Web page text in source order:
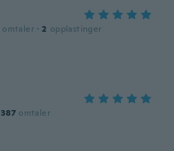
omtaler · 2 opplastinger
387 omtaler